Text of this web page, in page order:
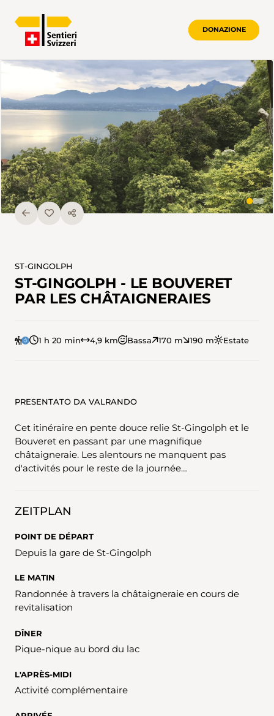
DONAZIONE
ST-GINGOLPH
ST-GINGOLPH - LE BOUVERET
PAR LES CHÂTAIGNERAIES
1 h 20 min 4,9 km Bassa 170 m 190 m Estate
PRESENTATO DA VALRANDO
Cet itinéraire en pente douce relie St-Gingolph et le
Bouveret en passant par une magnifique
châtaigneraie. Les alentours ne manquent pas
d'activités pour le reste de la journée…
ZEITPLAN
POINT DE DÉPART
Depuis la gare de St-Gingolph
LE MATIN
Randonnée à travers la châtaigneraie en cours de
revitalisation
DÎNER
Pique-nique au bord du lac
L'APRÈS-MIDI
Activité complémentaire